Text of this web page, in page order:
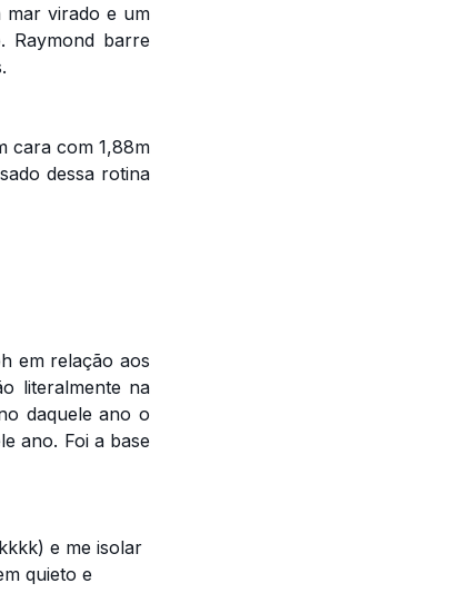
mar virado e um
Raymond barre
cara com 1,88m
dessa rotina
em relação aos
literalmente na
daquele ano o
ano. Foi a base
e me isolar
quieto e